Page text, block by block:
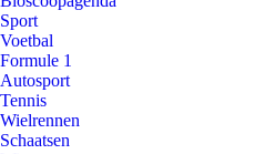
Sport
Voetbal
Formule 1
Autosport
Tennis
Wielrennen
Schaatsen